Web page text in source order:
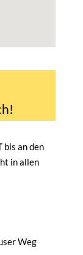
bis an den
in allen
Weg